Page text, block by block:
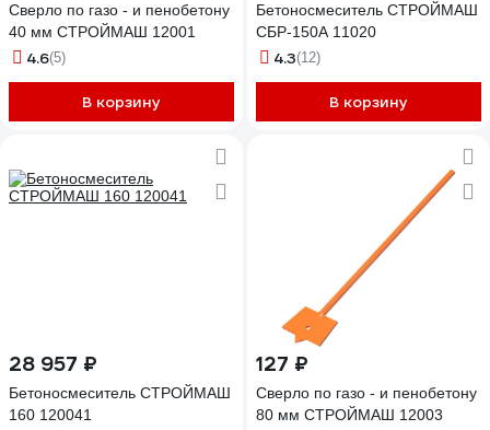
Сверло по газо - и пенобетону
40 мм СТРОЙМАШ 12001
4.6(5)
В корзину
Бетоносмеситель СТРОЙМАШ
СБР-150А 11020
4.3(12)
В корзину
28 957 ₽
Бетоносмеситель СТРОЙМАШ
160 120041
127 ₽
Сверло по газо - и пенобетону
80 мм СТРОЙМАШ 12003